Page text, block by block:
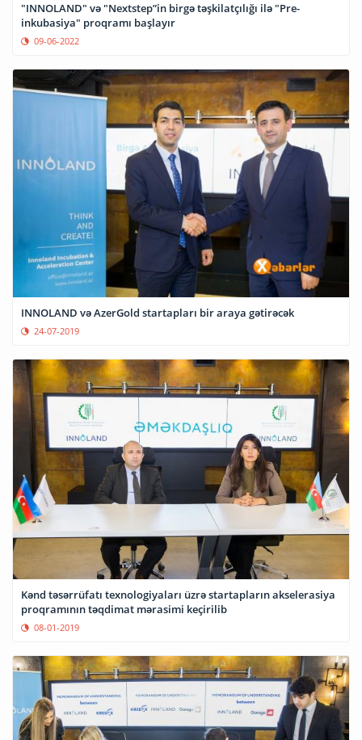
"INNOLAND" və "Nextstep”in birgə təşkilatçılığı ilə "Pre-
inkubasiya" proqramı başlayır
09-06-2022
INNOLAND və AzerGold startapları bir araya gətirəcək
24-07-2019
Kənd təsərrüfatı texnologiyaları üzrə startapların akselerasiya
proqramının təqdimat mərasimi keçirilib
08-01-2019